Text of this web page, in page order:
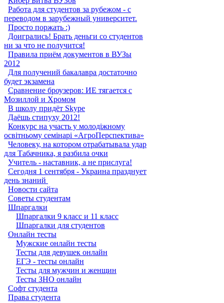
Работа для студентов за рубежом - с
переводом в зарубежный университет.
Просто поржать :)
Доигрались! Брать деньги со студентов
ни за что не получится!
Правила приём документов в ВУЗы
2012
Для получений бакалавра достаточно
будет экзамена
Сравнение броузеров: ИЕ тягается с
Мозиллой и Хромом
В школу придёт Skype
Даёшь стипуху 2012!
Конкурс на участь у молодіжному
освітньому семінарі «АгроПерспектива»
Человеку, на котором отрабатывала удар
для Табачника, я разбила очки
Учитель - наставник, а не прислуга!
Сегодня 1 сентября - Украина празднует
день знаний ‎
Новости сайта
Советы студентам
Шпаргалки
Шпаргалки 9 класс и 11 класс
Шпаргалки для студентов
Онлайн тесты
Мужские онлайн тесты
Тесты для девушек онлайн
ЕГЭ - тесты онлайн
Тесты для мужчин и женщин
Тесты ЗНО онлайн
Софт студента
Права студента